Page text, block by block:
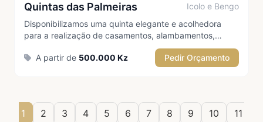
Quintas das Palmeiras
Icolo e Bengo
Disponibilizamos uma quinta elegante e acolhedora
para a realização de casamentos, alambamentos,
aniversários e outras celebrações especiais. O espaço
oferece um ambiente confortável e sofisticado, ideal
para receber os convidados com qualidade e requinte
A partir de 500.000 Kz Pedir Orçamento
1 2 3 4 5 6 7 8 9 10 11